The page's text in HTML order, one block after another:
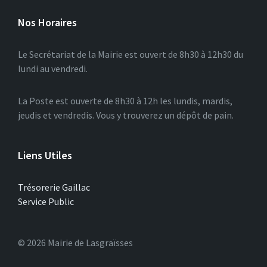
Nos Horaires
Le Secrétariat de la Mairie est ouvert de 8h30 à 12h30 du
lundi au vendredi.
La Poste est ouverte de 8h30 à 12h les lundis, mardis,
jeudis et vendredis. Vous y trouverez un dépôt de pain.
Liens Utiles
Trésorerie Gaillac
Service Public
© 2026 Mairie de Lasgraïsses